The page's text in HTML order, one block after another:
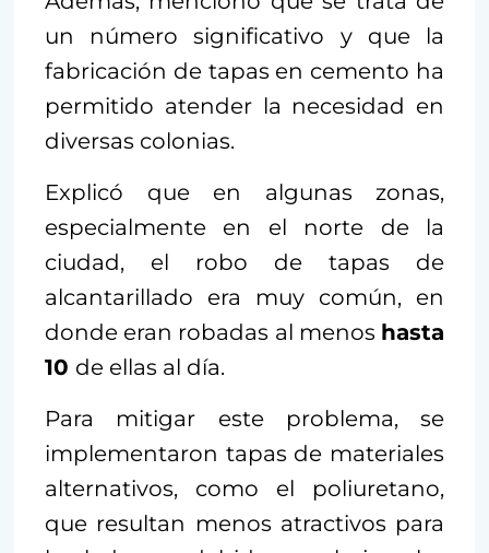
un número significativo y que la
fabricación de tapas en cemento ha
permitido atender la necesidad en
diversas colonias.
Explicó que en algunas zonas,
especialmente en el norte de la
ciudad, el robo de tapas de
alcantarillado era muy común, en
donde eran robadas al menos hasta
10 de ellas al día.
Para mitigar este problema, se
implementaron tapas de materiales
alternativos, como el poliuretano,
que resultan menos atractivos para